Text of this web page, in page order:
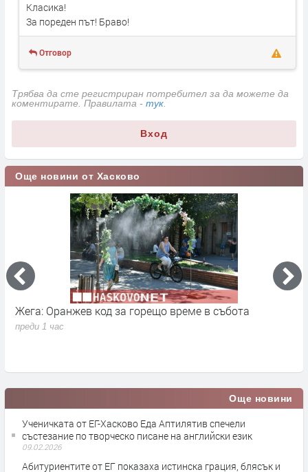
Класика!
За пореден път! Браво!
Отговор
Трябва да сте регистриран потребител за да можете да
коментирате. Правилата - тук.
Вход
Още новини от Хасково
Жега: Оранжев код за горещо време в събота
преди 1 час
Още новини
Ученичката от ЕГ-Хасково Еда Аптилятив спечели
състезание по творческо писане на английски език
09.02.2026
Абитуриентите от ЕГ показаха истинска грация, блясък и